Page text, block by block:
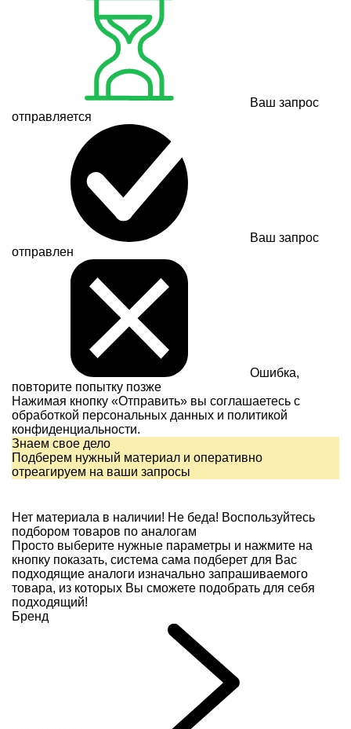
Ваш запрос
отправляется
Ваш запрос
отправлен
Ошибка,
повторите попытку позже
Нажимая кнопку «Отправить» вы соглашаетесь с
обработкой персональных данных и политикой
конфиденциальности.
Знаем свое дело
Подберем нужный материал и оперативно
отреагируем на ваши запросы
Нет материала в наличии! Не беда! Воспользуйтесь
подбором товаров по аналогам
Просто выберите нужные параметры и нажмите на
кнопку показать, система сама подберет для Вас
подходящие аналоги изначально запрашиваемого
товара, из которых Вы сможете подобрать для себя
подходящий!
Бренд